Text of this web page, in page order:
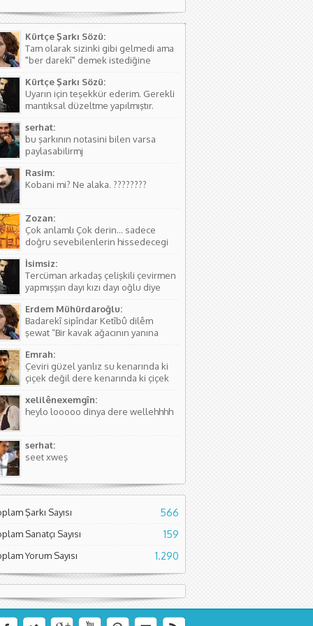
Kürtçe Şarkı Sözü:
Tam olarak sizinki gibi gelmedi ama
"ber darekî" demek istediğine
düzeltmede bulundum. Teşkkürler
Kürtçe Şarkı Sözü:
Uyarın için teşekkür ederim. Gerekli
mantıksal düzeltme yapılmıştır.
serhat:
bu şarkının notasini bilen varsa
paylasabilirmj
Rasim:
Kobani mi? Ne alaka. ????????
Zozan:
Çok anlamlı Çok derin... sadece
doğru sevebilenlerin hissedecegi
İsimsiz:
Tercüman arkadaş çelişkili çevirmen
yapmışşın dayı kızı dayı oğlu diye
vardır biraz aile yapısını öğren ( iki
kişinin...
Erdem Mühürdaroğlu:
Badarekî sipîndar Ketîbû dilêm
şewat “Bir kavak ağacının yanına
Sözlerdeki hikayede birini arıyorlar
ve aradıkları yerde bir kavak
ağacının yanında yere düşmüş
Emrah:
Çeviri güzel yanlız su kenarında ki
çiçek değil dere kenarında ki çiçek
kıymetli olduğunu söylüyor sanırım.
Asıl söyleyen Seyade Şame dur...
xelilênexemgîn:
heylo looooo dinya dere wellehhhh
serhat:
seet xweş
Şarkı Sayısı 566
Sanatçı Sayısı 159
Yorum Sayısı 1.290